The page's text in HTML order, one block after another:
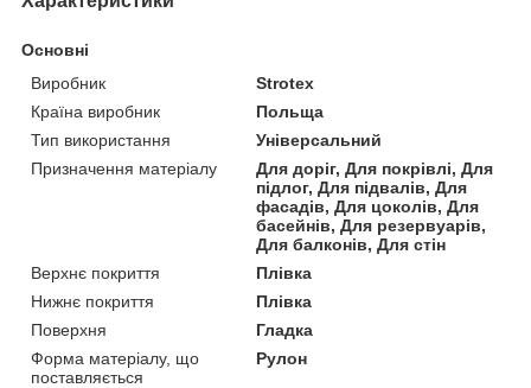
Основні
Виробник
Strotex
Країна виробник
Польща
Тип використання
Універсальний
Призначення матеріалу
Для доріг, Для покрівлі, Для
підлог, Для підвалів, Для
фасадів, Для цоколів, Для
басейнів, Для резервуарів,
Для балконів, Для стін
Верхнє покриття
Плівка
Нижнє покриття
Плівка
Поверхня
Гладка
Форма матеріалу, що
поставляється
Рулон